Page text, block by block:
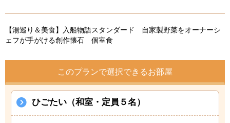
s
【湯巡り＆美食】入船物語スタンダード 自家製野菜をオーナーシ
ェフが手がける創作懐石 個室食
このプランで選択できるお部屋
ひごたい（和室・定員５名）